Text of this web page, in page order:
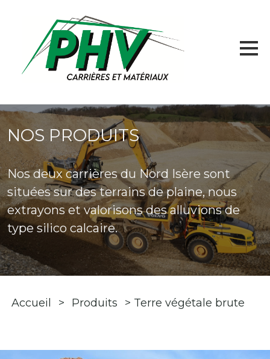
Accueil
Nos Carrières
Produits
Prestations
SERVICE DE TRANSPORTS
NOS PRODUITS
Nos deux carrières du Nord Isère sont
situées sur des terrains de plaine, nous
extrayons et valorisons des alluvions de
type silico calcaire.
Accueil > Produits > Terre végétale brute